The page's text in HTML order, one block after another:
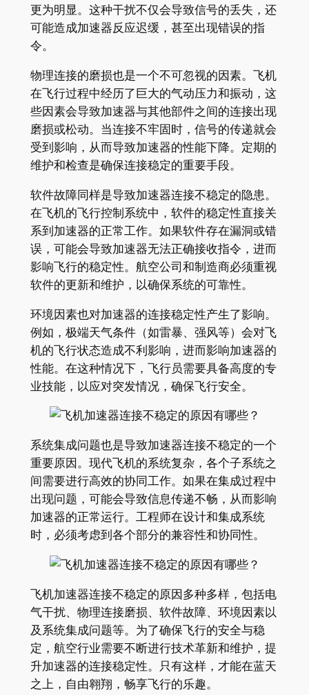
更为明显。这种干扰不仅会导致信号的丢失，还
可能造成加速器反应迟缓，甚至出现错误的指
令。
物理连接的磨损也是一个不可忽视的因素。飞机
在飞行过程中经历了巨大的气动压力和振动，这
些因素会导致加速器与其他部件之间的连接出现
磨损或松动。当连接不牢固时，信号的传递就会
受到影响，从而导致加速器的性能下降。定期的
维护和检查是确保连接稳定的重要手段。
软件故障同样是导致加速器连接不稳定的隐患。
在飞机的飞行控制系统中，软件的稳定性直接关
系到加速器的正常工作。如果软件存在漏洞或错
误，可能会导致加速器无法正确接收指令，进而
影响飞行的稳定性。航空公司和制造商必须重视
软件的更新和维护，以确保系统的可靠性。
环境因素也对加速器的连接稳定性产生了影响。
例如，极端天气条件（如雷暴、强风等）会对飞
机的飞行状态造成不利影响，进而影响加速器的
性能。在这种情况下，飞行员需要具备高度的专
业技能，以应对突发情况，确保飞行安全。
系统集成问题也是导致加速器连接不稳定的一个
重要原因。现代飞机的系统复杂，各个子系统之
间需要进行高效的协同工作。如果在集成过程中
出现问题，可能会导致信息传递不畅，从而影响
加速器的正常运行。工程师在设计和集成系统
时，必须考虑到各个部分的兼容性和协同性。
飞机加速器连接不稳定的原因多种多样，包括电
气干扰、物理连接磨损、软件故障、环境因素以
及系统集成问题等。为了确保飞行的安全与稳
定，航空行业需要不断进行技术革新和维护，提
升加速器的连接稳定性。只有这样，才能在蓝天
之上，自由翱翔，畅享飞行的乐趣。